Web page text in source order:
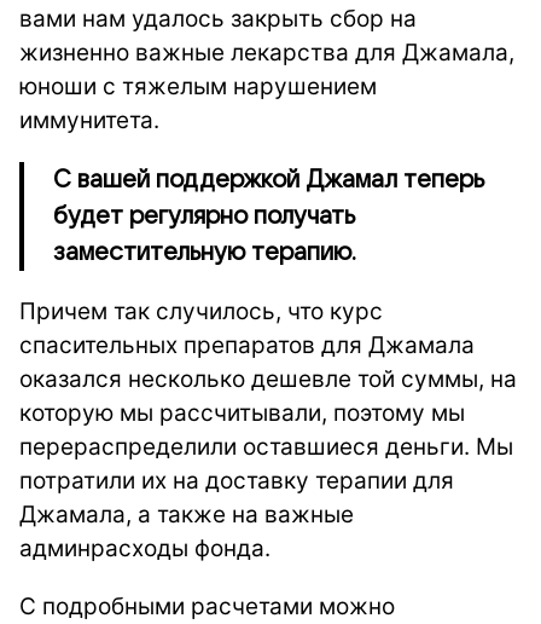
вами нам удалось закрыть сбор на
жизненно важные лекарства для Джамала,
юноши с тяжелым нарушением
иммунитета.
С вашей поддержкой Джамал теперь
будет регулярно получать
заместительную терапию.
Причем так случилось, что курс
спасительных препаратов для Джамала
оказался несколько дешевле той суммы, на
которую мы рассчитывали, поэтому мы
перераспределили оставшиеся деньги. Мы
потратили их на доставку терапии для
Джамала, а также на важные
админрасходы фонда.
С подробными расчетами можно